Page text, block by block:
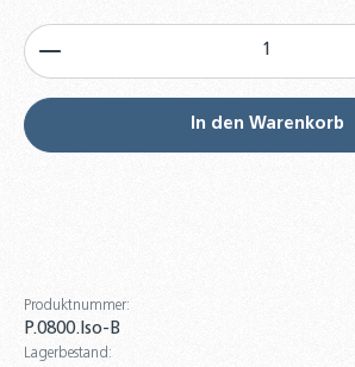
Produkt Anzahl: Gib den
In den Warenkorb
Produktnummer:
P.0800.Iso-B
Lagerbestand: